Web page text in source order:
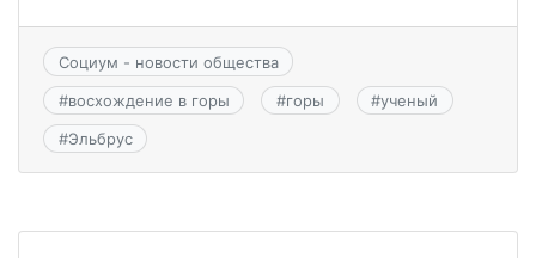
Социум - новости общества
#восхождение в горы #горы #ученый
#Эльбрус